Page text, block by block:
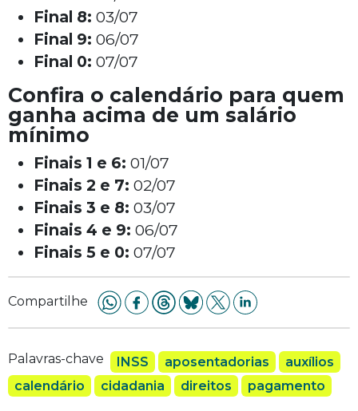
Final 8: 03/07
Final 9: 06/07
Final 0: 07/07
Confira o calendário para quem
ganha acima de um salário
mínimo
Finais 1 e 6: 01/07
Finais 2 e 7: 02/07
Finais 3 e 8: 03/07
Finais 4 e 9: 06/07
Finais 5 e 0: 07/07
Compartilhe
Palavras-chave INSS aposentadorias
auxílios
calendário
cidadania direitos pagamento